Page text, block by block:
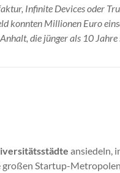
Infinite Devices oder
konnten Millionen Euro
die jünger als 10 Jahre
ansiedeln,
Startup-